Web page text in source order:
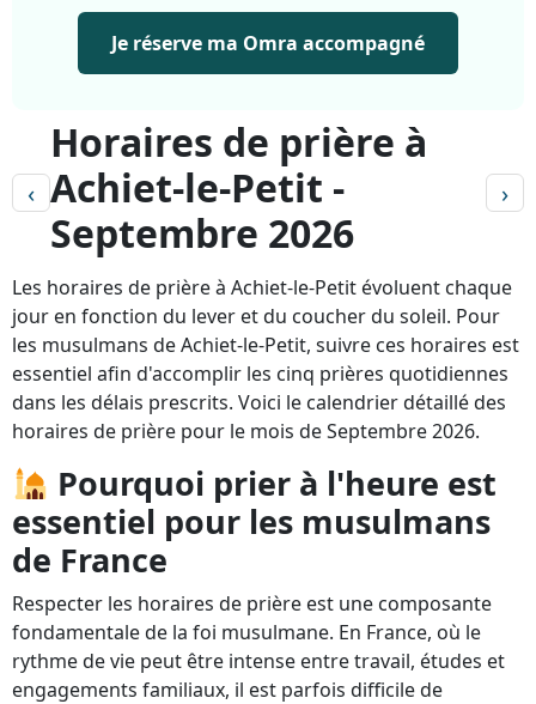
Je réserve ma Omra accompagné
‹
Horaires de prière à
Achiet-le-Petit -
Septembre 2026
›
Les horaires de prière à Achiet-le-Petit évoluent chaque
jour en fonction du lever et du coucher du soleil. Pour
les musulmans de Achiet-le-Petit, suivre ces horaires est
essentiel afin d'accomplir les cinq prières quotidiennes
dans les délais prescrits. Voici le calendrier détaillé des
horaires de prière pour le mois de Septembre 2026.
Pourquoi prier à l'heure est
essentiel pour les musulmans
de France
Respecter les horaires de prière est une composante
fondamentale de la foi musulmane. En France, où le
rythme de vie peut être intense entre travail, études et
engagements familiaux, il est parfois difficile de